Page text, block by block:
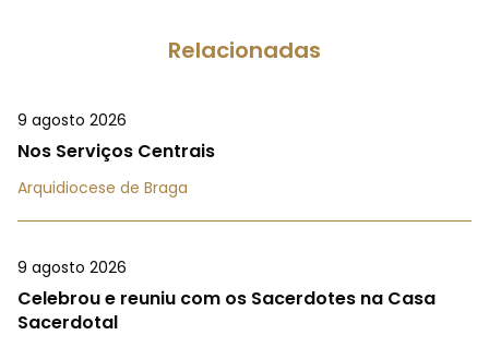
Relacionadas
9 agosto 2026
Nos Serviços Centrais
Arquidiocese de Braga
9 agosto 2026
Celebrou e reuniu com os Sacerdotes na Casa
Sacerdotal